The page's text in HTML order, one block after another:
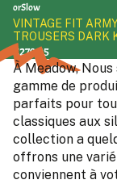
orSlow
VINTAGE FIT
TROUSERS DARK
€279,95
À Meadow,
gamme de
parfaits pour
classiques aux
collection a
offrons une
conviennent à